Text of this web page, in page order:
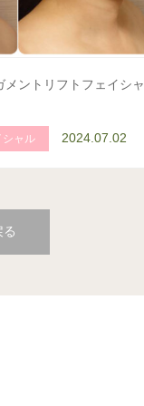
メントリフトフェイシャ
シャル 2024.07.02
る